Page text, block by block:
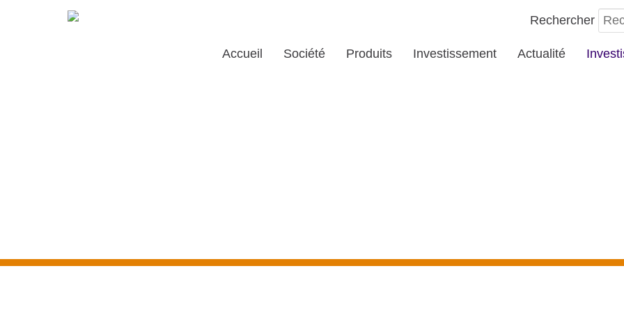
Rechercher
Accueil Société Produits Investissement Actualité